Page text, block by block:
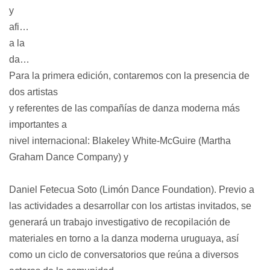
y
aficionados
a la
danza.
Para la primera edición, contaremos con la presencia de
dos artistas
y referentes de las compañías de danza moderna más
importantes a
nivel internacional: Blakeley White-McGuire (Martha
Graham Dance Company) y
Daniel Fetecua Soto (Limón Dance Foundation). Previo a
las actividades a desarrollar con los artistas invitados, se
generará un trabajo investigativo de recopilación de
materiales en torno a la danza moderna uruguaya, así
como un ciclo de conversatorios que reúna a diversos